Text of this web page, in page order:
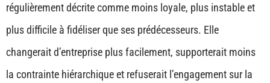
régulièrement décrite comme moins loyale, plus instable et
plus difficile à fidéliser que ses prédécesseurs. Elle
changerait d’entreprise plus facilement, supporterait moins
la contrainte hiérarchique et refuserait l’engagement sur la